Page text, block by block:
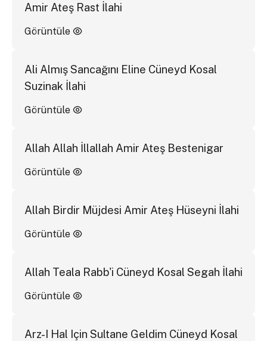
Amir Ateş Rast İlahi
Görüntüle
Ali Almış Sancağını Eline Cüneyd Kosal
Suzinak İlahi
Görüntüle
Allah Allah İllallah Amir Ateş Bestenigar
Görüntüle
Allah Birdir Müjdesi Amir Ateş Hüseyni İlahi
Görüntüle
Allah Teala Rabb'i Cüneyd Kosal Segah İlahi
Görüntüle
Arz-I Hal Için Sultane Geldim Cüneyd Kosal